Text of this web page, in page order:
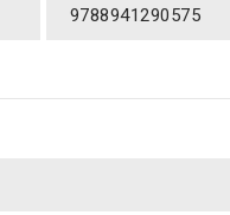
9788941290575